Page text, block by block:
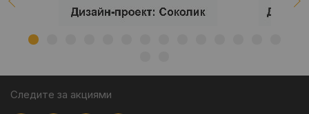
Следите за акциями